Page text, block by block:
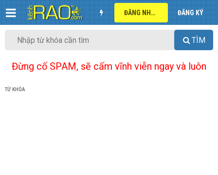
ĐĂNG NHẬP ĐĂNG KÝ
TÌM
Đừng cố SPAM, sẽ cấm vĩnh viễn ngay và luôn
TỪ KHÓA